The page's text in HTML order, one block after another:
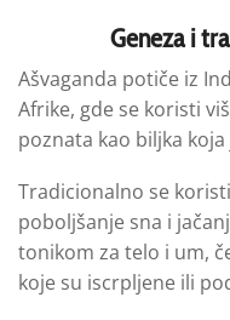
Geneza i
Ašvaganda potiče iz
Afrike, gde se koristi
poznata kao biljka
Tradicionalno se
poboljšanje sna i
tonikom za telo i um,
koje su iscrpljene ili